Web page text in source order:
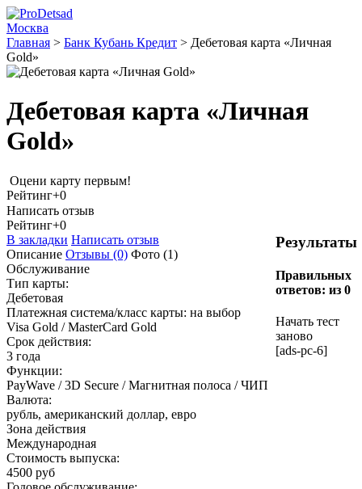
Москва
Главная > Банк Кубань Кредит > Дебетовая карта «Личная
Gold»
Дебетовая карта «Личная
Gold»
Оцени карту первым!
Рейтинг+0
Написать отзыв
Результаты
Правильных
ответов: из 0
Начать тест
заново
[ads-pc-6]
Рейтинг+0
В закладки Написать отзыв
Описание Отзывы (0) Фото (1)
Обслуживание
Тип карты:
Дебетовая
Платежная система/класс карты: на выбор
Visa Gold / MasterCard Gold
Срок действия:
3 года
Функции:
PayWave / 3D Secure / Магнитная полоса / ЧИП
Валюта:
рубль, американский доллар, евро
Зона действия
Международная
Стоимость выпуска:
4500 руб